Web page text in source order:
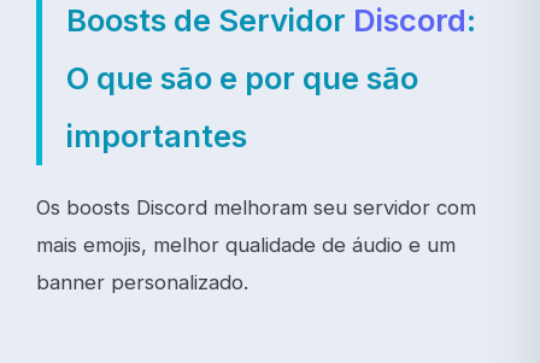
Boosts de Servidor Discord:
O que são e por que são
importantes
Os boosts Discord melhoram seu servidor com
mais emojis, melhor qualidade de áudio e um
banner personalizado.